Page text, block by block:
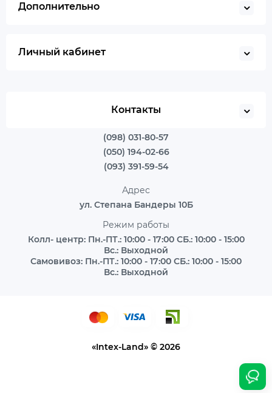
Дополнительно
Личный кабинет
Контакты
(098) 031-80-57
(050) 194-02-66
(093) 391-59-54
Адрес
ул. Степана Бандеры 10Б
Режим работы
Колл- центр: Пн.-ПТ.: 10:00 - 17:00 СБ.: 10:00 - 15:00
Вс.: Выходной
Самовивоз: Пн.-ПТ.: 10:00 - 17:00 СБ.: 10:00 - 15:00
Вс.: Выходной
«Intex-Land» © 2026